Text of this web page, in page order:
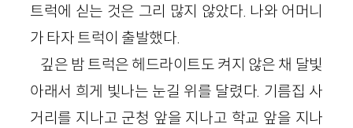
트럭에 싣는 것은 그리 많지 않았다. 나와 어머니
가 타자 트럭이 출발했다.
깊은 밤 트럭은 헤드라이트도 켜지 않은 채 달빛
아래서 희게 빛나는 눈길 위를 달렸다. 기름집 사
거리를 지나고 군청 앞을 지나고 학교 앞을 지나